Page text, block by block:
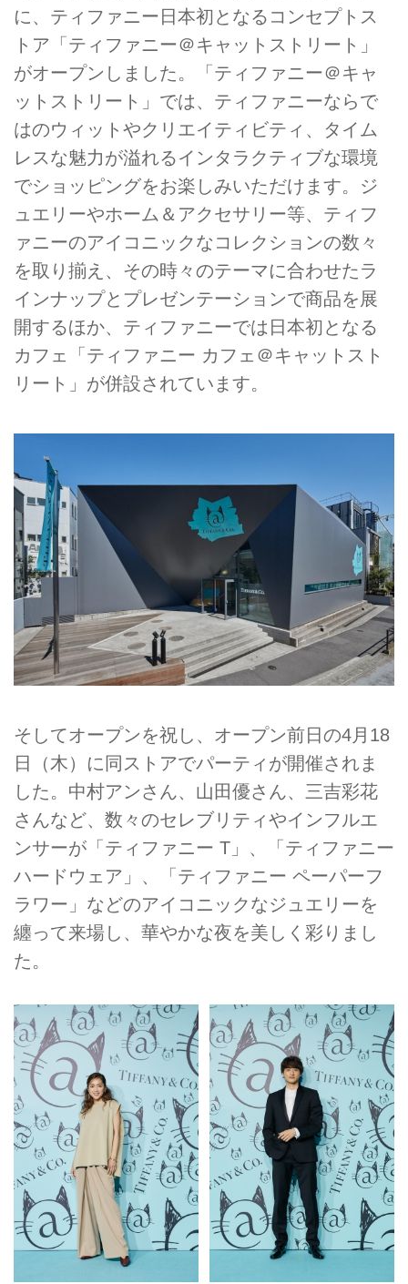
に、ティファニー日本初となるコンセプトス
トア「ティファニー＠キャットストリート」
がオープンしました。「ティファニー＠キャ
ットストリート」では、ティファニーならで
はのウィットやクリエイティビティ、タイム
レスな魅力が溢れるインタラクティブな環境
でショッピングをお楽しみいただけます。ジ
ュエリーやホーム＆アクセサリー等、ティフ
ァニーのアイコニックなコレクションの数々
を取り揃え、その時々のテーマに合わせたラ
インナップとプレゼンテーションで商品を展
開するほか、ティファニーでは日本初となる
カフェ「ティファニー カフェ＠キャットスト
リート」が併設されています。
そしてオープンを祝し、オープン前日の4月18
日（木）に同ストアでパーティが開催されま
した。中村アンさん、山田優さん、三吉彩花
さんなど、数々のセレブリティやインフルエ
ンサーが「ティファニー T」、「ティファニー
ハードウェア」、「ティファニー ペーパーフ
ラワー」などのアイコニックなジュエリーを
纏って来場し、華やかな夜を美しく彩りまし
た。